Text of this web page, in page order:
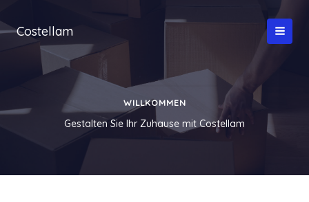
Inhalt
springen
Costellam
WILLKOMMEN
Gestalten Sie Ihr Zuhause mit Costellam